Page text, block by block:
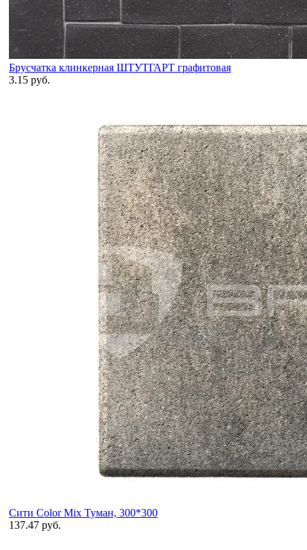
Брусчатка клинкерная ШТУТГАРТ графитовая
3.15 руб.
Сити Color Mix Туман, 300*300
137.47 руб.